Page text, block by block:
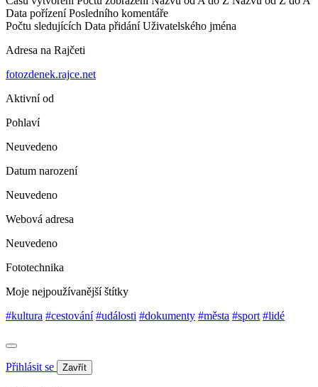
Data pořízení Posledního komentáře
Počtu sledujících Data přidání Uživatelského jména
Adresa na Rajčeti
fotozdenek.rajce.net
Aktivní od
Pohlaví
Neuvedeno
Datum narození
Neuvedeno
Webová adresa
Neuvedeno
Fototechnika
Moje nejpoužívanější štítky
#kultura #cestování #události #dokumenty #města #sport #lidé
Přihlásit se Zavřít